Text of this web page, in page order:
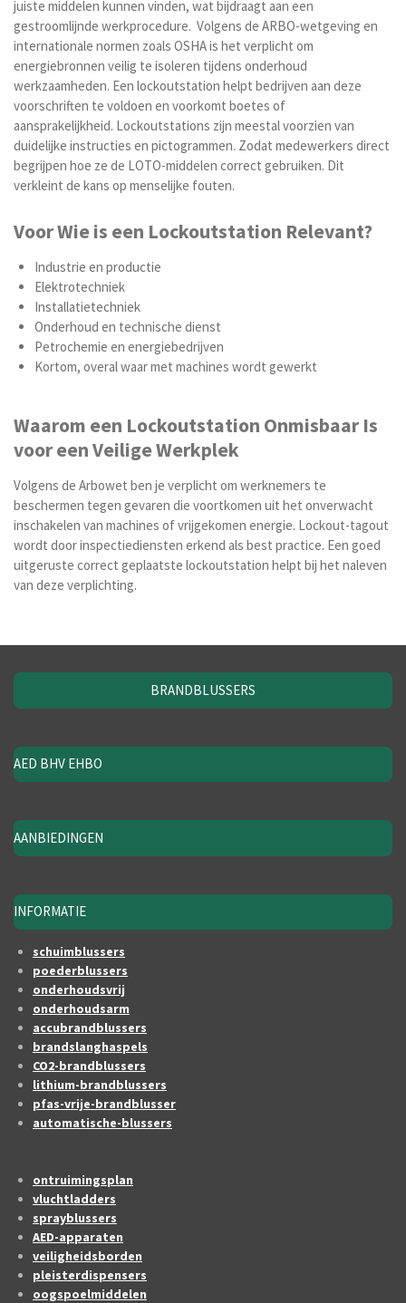
juiste middelen kunnen vinden, wat bijdraagt aan een
gestroomlijnde werkprocedure. Volgens de ARBO-wetgeving en
internationale normen zoals OSHA is het verplicht om
energiebronnen veilig te isoleren tijdens onderhoud
werkzaamheden. Een lockoutstation helpt bedrijven aan deze
voorschriften te voldoen en voorkomt boetes of
aansprakelijkheid. Lockoutstations zijn meestal voorzien van
duidelijke instructies en pictogrammen. Zodat medewerkers direct
begrijpen hoe ze de LOTO-middelen correct gebruiken. Dit
verkleint de kans op menselijke fouten.
Voor Wie is een Lockoutstation Relevant?
Industrie en productie
Elektrotechniek
Installatietechniek
Onderhoud en technische dienst
Petrochemie en energiebedrijven
Kortom, overal waar met machines wordt gewerkt
Waarom een Lockoutstation Onmisbaar Is
voor een Veilige Werkplek
Volgens de Arbowet ben je verplicht om werknemers te
beschermen tegen gevaren die voortkomen uit het onverwacht
inschakelen van machines of vrijgekomen energie. Lockout-tagout
wordt door inspectiediensten erkend als best practice. Een goed
uitgeruste correct geplaatste lockoutstation helpt bij het naleven
van deze verplichting.
BRANDBLUSSERS
AED BHV EHBO
AANBIEDINGEN
INFORMATIE
schuimblussers
poederblussers
onderhoudsvrij
onderhoudsarm
accubrandblussers
brandslanghaspels
CO2-brandblussers
lithium-brandblussers
pfas-vrije-brandblusser
automatische-blussers
ontruimingsplan
vluchtladders
sprayblussers
AED-apparaten
veiligheidsborden
pleisterdispensers
oogspoelmiddelen